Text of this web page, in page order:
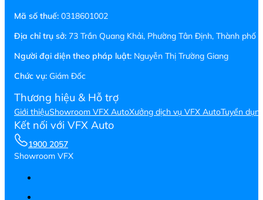
Mã số thuế: 0318601002
Địa chỉ trụ sở: 73 Trần Quang Khải, Phường Tân Định, Thành phố
Người đại diện theo pháp luật: Nguyễn Thị Trường Giang
Chức vụ: Giám Đốc
Thương hiệu & Hỗ trợ
Giới thiệuShowroom VFX AutoXưởng dịch vụ VFX AutoTuyển
Kết nối với VFX Auto
1900 2057
Showroom VFX